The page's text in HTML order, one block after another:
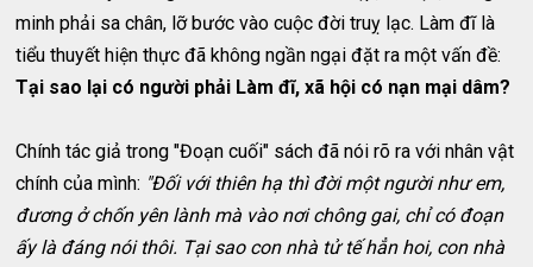
minh phải sa chân, lỡ bước vào cuộc đời truỵ lạc. Làm đĩ là
tiểu thuyết hiện thực đã không ngần ngại đặt ra một vấn đề:
Tại sao lại có người phải Làm đĩ, xã hội có nạn mại dâm?
Chính tác giả trong "Đoạn cuối" sách đã nói rõ ra với nhân vật
chính của mình: "Đối với thiên hạ thì đời một người như em,
đương ở chốn yên lành mà vào nơi chông gai, chỉ có đoạn
ấy là đáng nói thôi. Tại sao con nhà tử tế hẳn hoi, con nhà